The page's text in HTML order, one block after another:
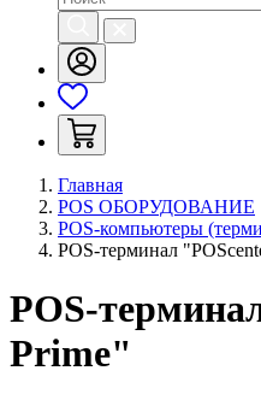
Главная
POS ОБОРУДОВАНИЕ
POS-компьютеры
POS-терминал
POS-
Prime"